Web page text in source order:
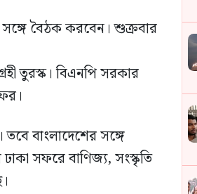
সঙ্গে বৈঠক করবেন। শুক্রবার
তুরস্ক। বিএনপি সরকার
তবে বাংলাদেশের সঙ্গে
সফরে বাণিজ্য, সংস্কৃতি